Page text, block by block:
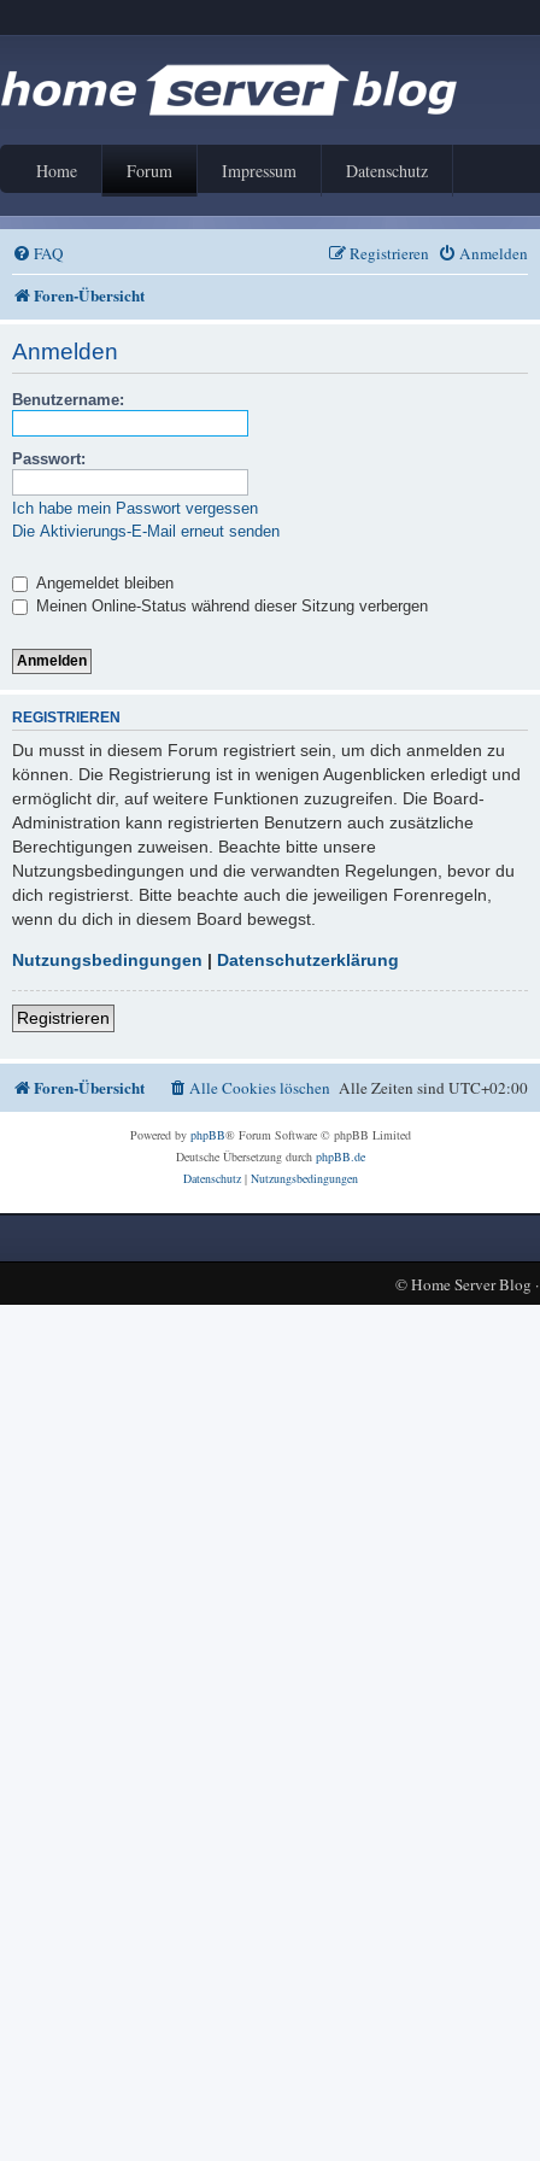
Home Forum Impressum Datenschutz
FAQ Anmelden
Registrieren
Foren-Übersicht
Anmelden
Benutzername:
Passwort:
Ich habe mein Passwort vergessen
Die Aktivierungs-E-Mail erneut senden
Angemeldet bleiben
Meinen Online-Status während dieser Sitzung verbergen
REGISTRIEREN
Du musst in diesem Forum registriert sein, um dich anmelden zu
können. Die Registrierung ist in wenigen Augenblicken erledigt und
ermöglicht dir, auf weitere Funktionen zuzugreifen. Die Board-
Administration kann registrierten Benutzern auch zusätzliche
Berechtigungen zuweisen. Beachte bitte unsere
Nutzungsbedingungen und die verwandten Regelungen, bevor du
dich registrierst. Bitte beachte auch die jeweiligen Forenregeln,
wenn du dich in diesem Board bewegst.
Nutzungsbedingungen | Datenschutzerklärung
Registrieren
Foren-Übersicht Alle Zeiten sindUTC+02:00
Alle Cookies löschen
Powered by phpBB® Forum Software © phpBB Limited
Deutsche Übersetzung durch phpBB.de
Datenschutz| Nutzungsbedingungen
©Home Server Blog